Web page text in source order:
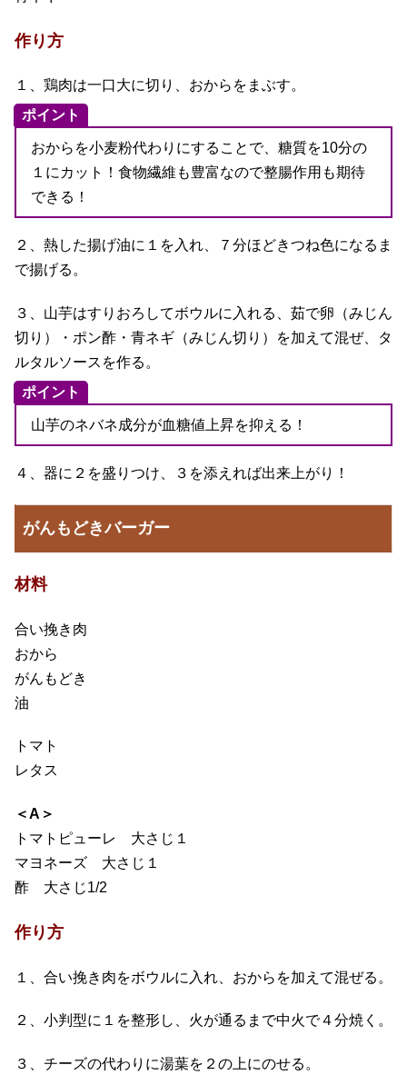
作り方
１、鶏肉は一口大に切り、おからをまぶす。
ポイント
おからを小麦粉代わりにすることで、糖質を10分の
１にカット！食物繊維も豊富なので整腸作用も期待
できる！
２、熱した揚げ油に１を入れ、７分ほどきつね色になるま
で揚げる。
３、山芋はすりおろしてボウルに入れる、茹で卵（みじん
切り）・ポン酢・青ネギ（みじん切り）を加えて混ぜ、タ
ルタルソースを作る。
ポイント
山芋のネバネ成分が血糖値上昇を抑える！
４、器に２を盛りつけ、３を添えれば出来上がり！
がんもどきバーガー
材料
合い挽き肉
おから
がんもどき
油
トマト
レタス
＜A＞
トマトピューレ 大さじ１
マヨネーズ 大さじ１
酢 大さじ1/2
作り方
１、合い挽き肉をボウルに入れ、おからを加えて混ぜる。
２、小判型に１を整形し、火が通るまで中火で４分焼く。
３、チーズの代わりに湯葉を２の上にのせる。